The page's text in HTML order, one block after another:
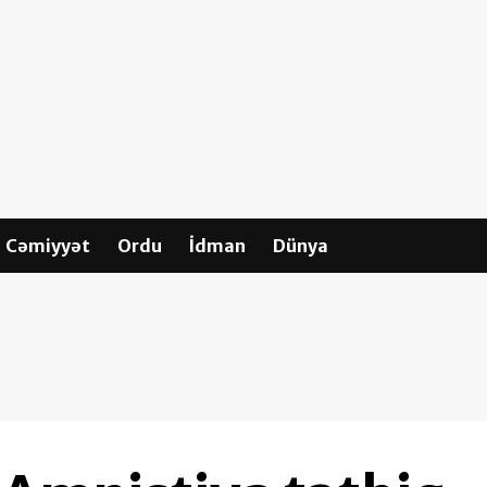
Cəmiyyət Ordu İdman Dünya